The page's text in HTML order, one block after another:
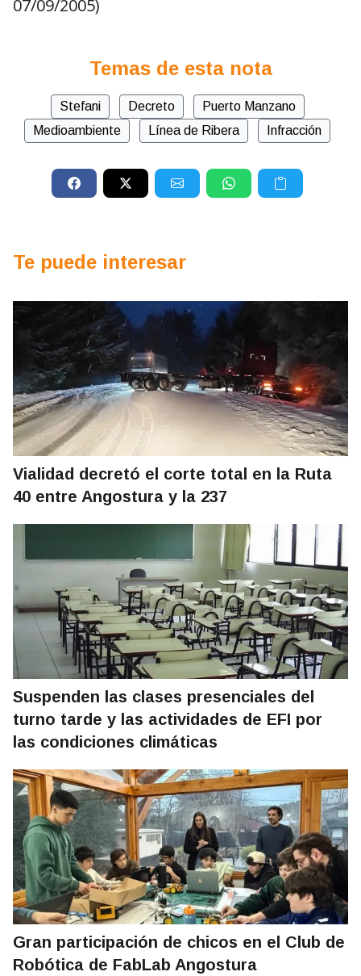
07/09/2005)
Temas de esta nota
Stefani Decreto
Puerto Manzano
Medioambiente
Línea de Ribera Infracción
Te puede interesar
Vialidad decretó el corte total en la Ruta
40 entre Angostura y la 237
Suspenden las clases presenciales del
turno tarde y las actividades de EFI por
las condiciones climáticas
Gran participación de chicos en el Club de
Robótica de FabLab Angostura